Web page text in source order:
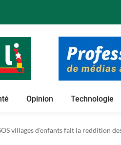
Opinion Technologie
villages d'enfants fait la reddition